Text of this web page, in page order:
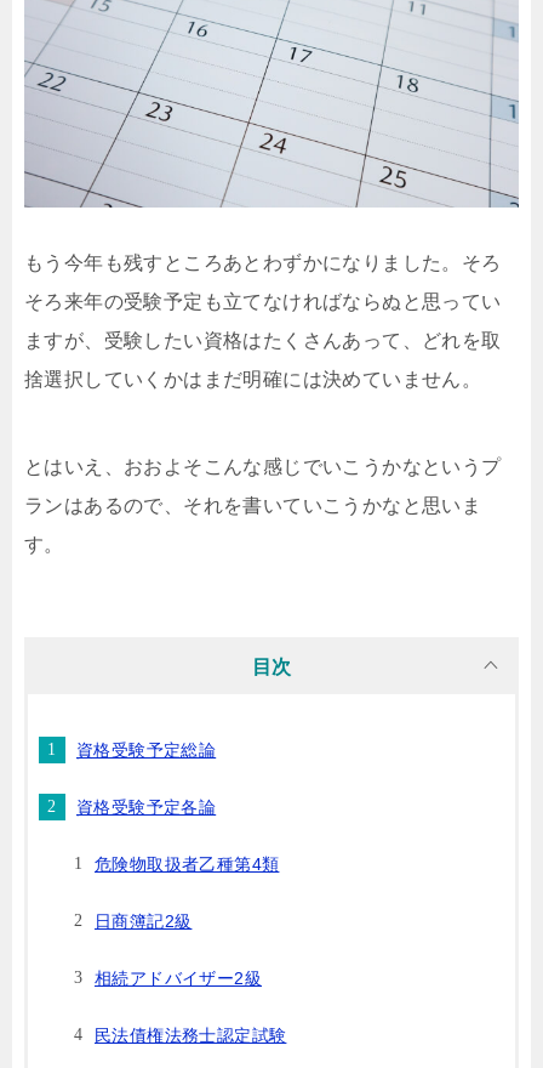
もう今年も残すところあとわずかになりました。そろ
そろ来年の受験予定も立てなければならぬと思ってい
ますが、受験したい資格はたくさんあって、どれを取
捨選択していくかはまだ明確には決めていません。
とはいえ、おおよそこんな感じでいこうかなというプ
ランはあるので、それを書いていこうかなと思いま
す。
目次
資格受験予定総論
資格受験予定各論
危険物取扱者乙種第4類
日商簿記2級
相続アドバイザー2級
民法債権法務士認定試験